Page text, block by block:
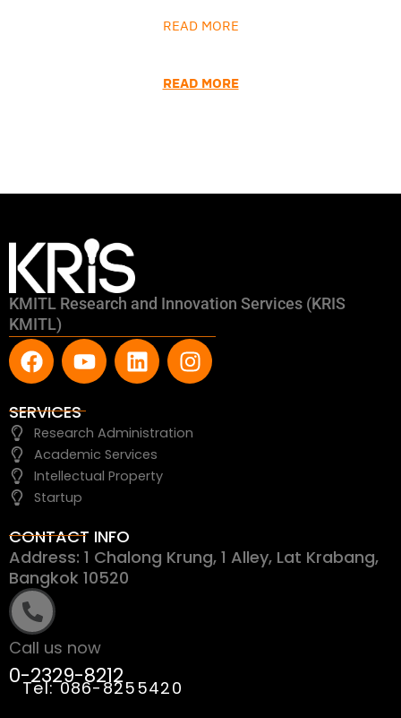
READ MORE
READ MORE
KMITL Research and Innovation Services (KRIS
KMITL)
F
a
c
e
b
o
o
k
Y
o
u
t
u
b
e
L
i
n
e
d
i
I
n
s
a
SERVICES
Research Administration
Academic Services
Intellectual Property
Startup
CONTACT INFO
Address: 1 Chalong Krung, 1 Alley, Lat Krabang,
Bangkok 10520
Call us now
0-2329-8212
Tel: 086-8255420